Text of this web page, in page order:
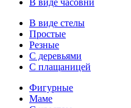
В виде стелы
Простые
Резные
С деревьями
С плащаницей
Фигурные
Маме